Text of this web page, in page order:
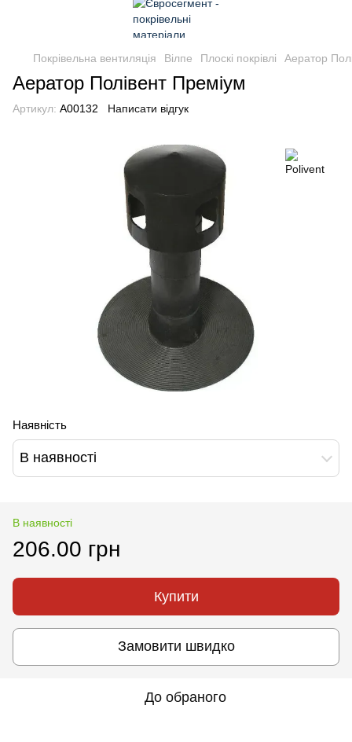
Покрівельна вентиляція Вілпе Плоскі покрівлі Аератор
Аератор Полівент Преміум
Артикул: A00132 Написати відгук
Наявність
В наявності
В наявності
206.00 грн
Купити
Замовити швидко
До обраного